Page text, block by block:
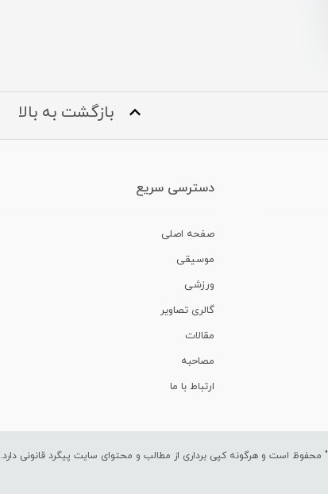
بازگشت به بالا
دسترسی سریع
صفحه اصلی
موسیقی
ورزشی
گالری تصاویر
مقالات
مصاحبه
ارتباط با ما
" محفوظ است و هرگونه کپی برداری از مطالب و محتوای سایت پیگرد قانونی دارد.